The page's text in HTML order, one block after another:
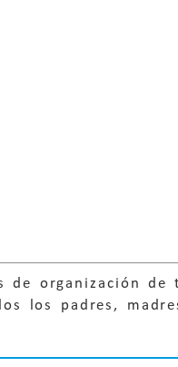
organización de
los padres,